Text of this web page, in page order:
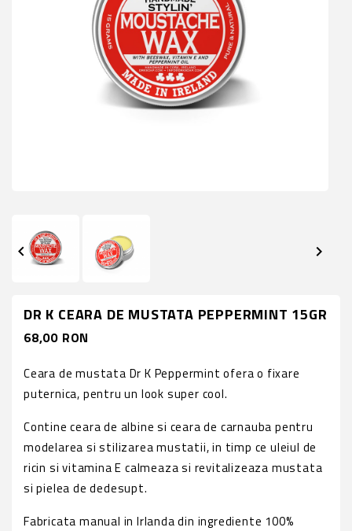
 
DR K CEARA DE MUSTATA PEPPERMINT 15GR
68,00 RON
Ceara de mustata Dr K Peppermint ofera o fixare
puternica, pentru un look super cool.
Contine ceara de albine si ceara de carnauba pentru
modelarea si stilizarea mustatii, in timp ce uleiul de
ricin si vitamina E calmeaza si revitalizeaza mustata
si pielea de dedesupt.
Fabricata manual in Irlanda din ingrediente 100%